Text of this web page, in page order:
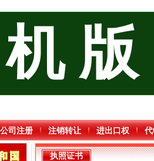
版
公司注册 注销转让 进出口权
执照证书